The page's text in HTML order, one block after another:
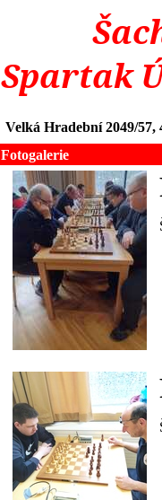
Spartak
Velká Hradební 2049/57,
Fotogalerie